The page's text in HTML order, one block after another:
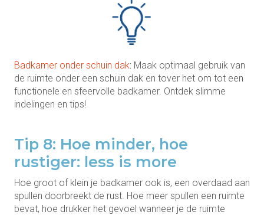
Badkamer onder schuin dak: Maak optimaal gebruik van
de ruimte onder een schuin dak en tover het om tot een
functionele en sfeervolle badkamer. Ontdek slimme
indelingen en tips!
Tip 8: Hoe minder, hoe
rustiger: less is more
Hoe groot of klein je badkamer ook is, een overdaad aan
spullen doorbreekt de rust. Hoe meer spullen een ruimte
bevat, hoe drukker het gevoel wanneer je de ruimte